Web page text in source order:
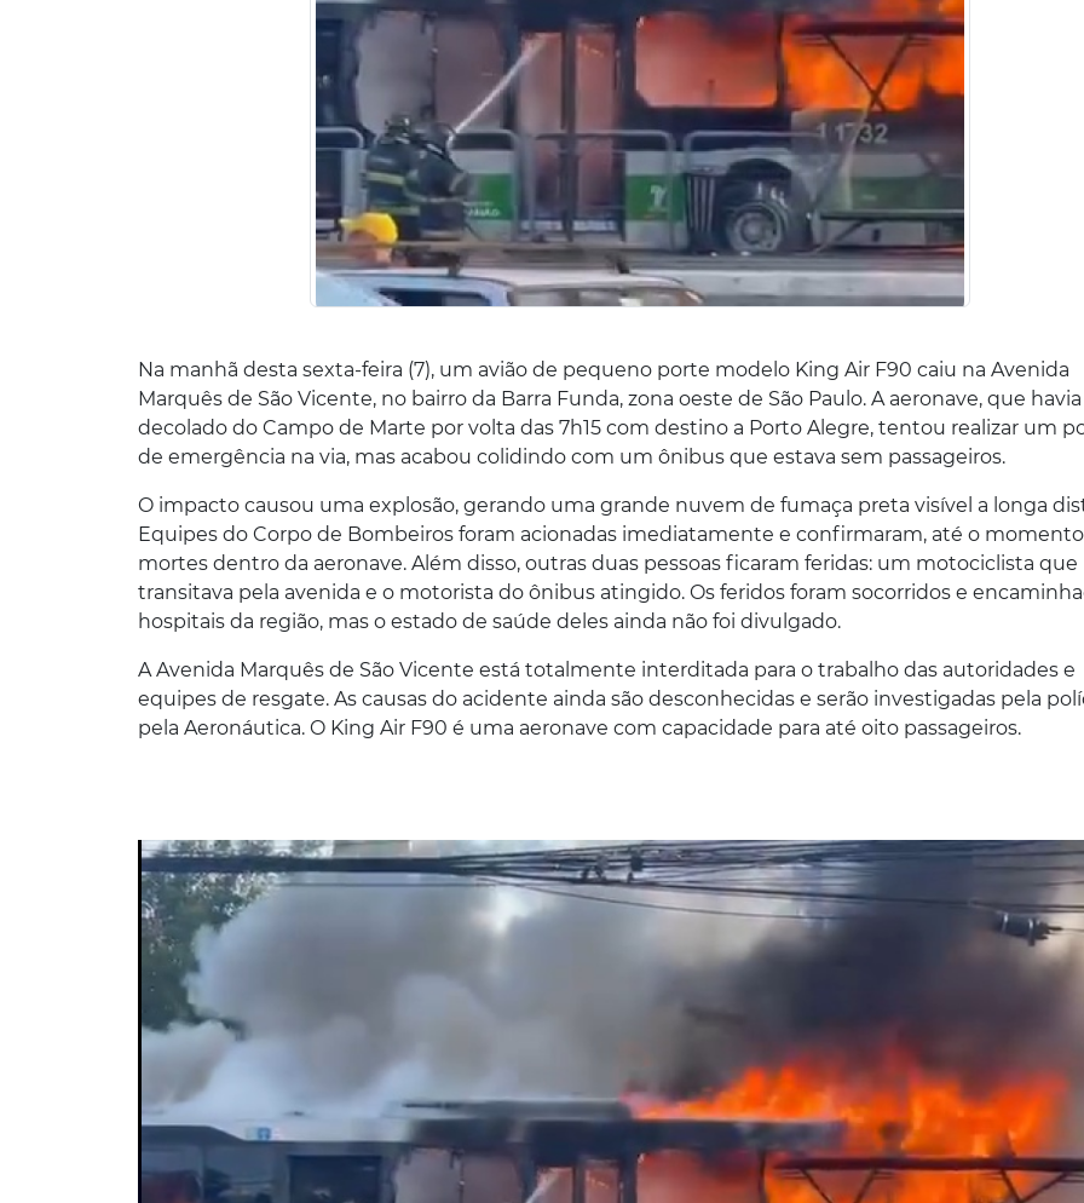
Na manhã desta sexta-feira (7), um avião de pequeno porte modelo King Air F90 caiu na Avenida
Marquês de São Vicente, no bairro da Barra Funda, zona oeste de São Paulo. A aeronave, que havia
decolado do Campo de Marte por volta das 7h15 com destino a Porto Alegre, tentou realizar um
de emergência na via, mas acabou colidindo com um ônibus que estava sem passageiros.
O impacto causou uma explosão, gerando uma grande nuvem de fumaça preta visível a longa
Equipes do Corpo de Bombeiros foram acionadas imediatamente e confirmaram, até o
mortes dentro da aeronave. Além disso, outras duas pessoas ficaram feridas: um motociclista que
transitava pela avenida e o motorista do ônibus atingido. Os feridos foram socorridos e
hospitais da região, mas o estado de saúde deles ainda não foi divulgado.
A Avenida Marquês de São Vicente está totalmente interditada para o trabalho das autoridades e
equipes de resgate. As causas do acidente ainda são desconhecidas e serão investigadas pela
pela Aeronáutica. O King Air F90 é uma aeronave com capacidade para até oito passageiros.